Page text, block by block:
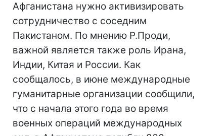
Афганистана нужно активизировать
сотрудничество с соседним
Пакистаном. По мнению Р.Проди,
важной является также роль Ирана,
Индии, Китая и России. Как
сообщалось, в июне международные
гуманитарные организации сообщили,
что с начала этого года во время
военных операций международных